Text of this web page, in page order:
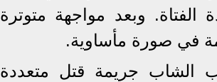
الفتاة. وبعد مواجهة متوترة
في صورة مأساوية.
الشاب جريمة قتل متعددة